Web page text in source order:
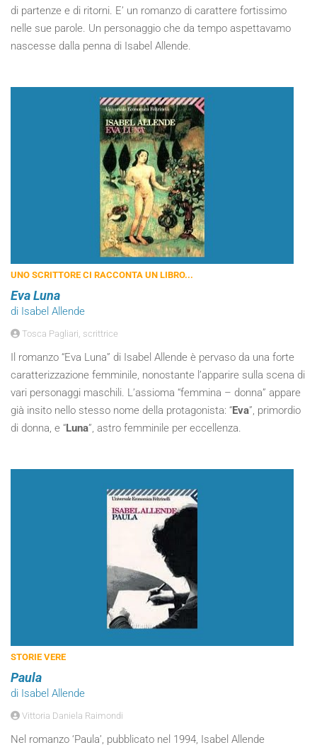
di partenze e di ritorni. E’ un romanzo di carattere fortissimo
nelle sue parole. Un personaggio che da tempo aspettavamo
nascesse dalla penna di Isabel Allende.
UNO SCRITTORE CI RACCONTA UN LIBRO...
Eva Luna
di Isabel Allende
Tosca Pagliari, scrittrice
Il romanzo “Eva Luna” di Isabel Allende è pervaso da una forte
caratterizzazione femminile, nonostante l’apparire sulla scena di
vari personaggi maschili. L’assioma “femmina – donna” appare
già insito nello stesso nome della protagonista: “Eva”, primordio
di donna, e “Luna”, astro femminile per eccellenza.
STORIE VERE
Paula
di Isabel Allende
Vittoria Daniela Raimondi
Nel romanzo ‘Paula’, pubblicato nel 1994, Isabel Allende